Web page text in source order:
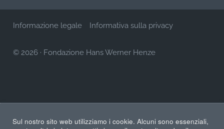
Informazione legale Informativa sulla privacy
© 2026 · Fondazione Hans Werner Henze
Sul nostro sito web utilizziamo i cookie. Alcuni sono essenziali,